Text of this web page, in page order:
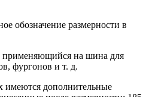
обозначение размерности в
на шина для
фургонов и т. д.
имеются дополнительные